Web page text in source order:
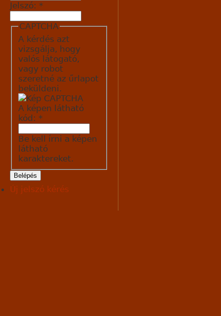
Jelszó: *
CAPTCHA
A kérdés azt
vizsgálja, hogy
valós látogató,
vagy robot
szeretné az űrlapot
beküldeni.
A képen látható
kód: *
Be kell írni a képen
látható
karaktereket.
Új jelszó kérés